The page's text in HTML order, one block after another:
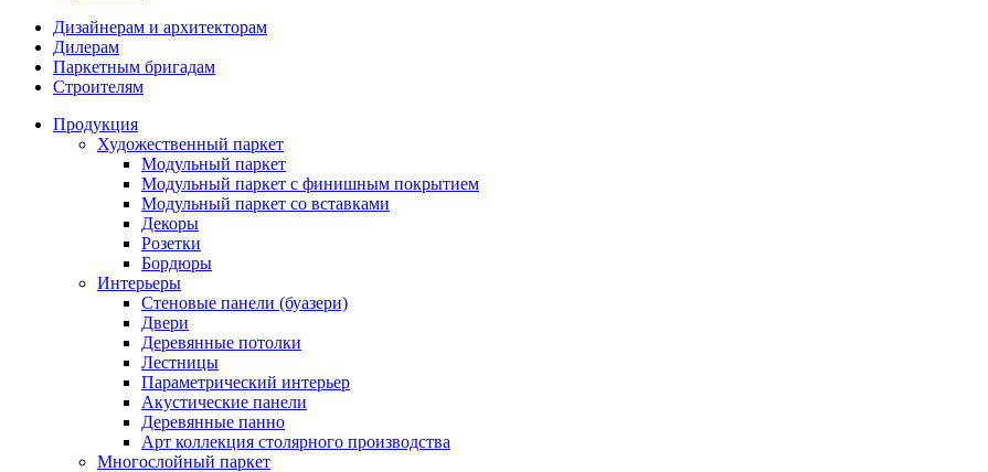
Дизайнерам и архитекторам
Дилерам
Паркетным бригадам
Строителям
Продукция
Художественный паркет
Модульный паркет
Модульный паркет с финишным покрытием
Модульный паркет со вставками
Декоры
Розетки
Бордюры
Интерьеры
Стеновые панели (буазери)
Двери
Деревянные потолки
Лестницы
Параметрический интерьер
Акустические панели
Деревянные панно
Арт коллекция столярного производства
Многослойный паркет